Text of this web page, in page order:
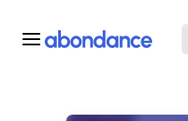
Toutes les actus